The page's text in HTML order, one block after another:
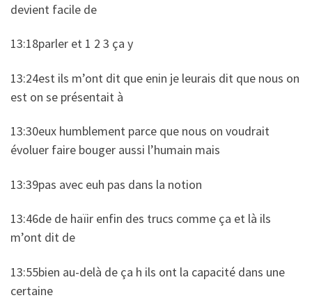
devient facile de
13:18parler et 1 2 3 ça y
13:24est ils m’ont dit que enin je leurais dit que nous on
est on se présentait à
13:30eux humblement parce que nous on voudrait
évoluer faire bouger aussi l’humain mais
13:39pas avec euh pas dans la notion
13:46de de haïir enfin des trucs comme ça et là ils
m’ont dit de
13:55bien au-delà de ça h ils ont la capacité dans une
certaine